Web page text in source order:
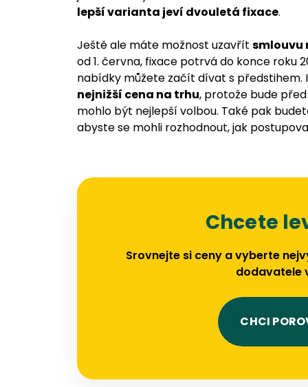
lepší varianta jeví dvouletá fixace.
Ještě ale máte možnost uzavřít smlouvu
od 1. června, fixace potrvá do konce roku
nabídky můžete začít dívat s předstihem.
nejnižší cena na trhu, protože bude
mohlo být nejlepší volbou. Také pak
abyste se mohli rozhodnout, jak
Chcete
Srovnejte si ceny a vyberte
dodavatele
CHCI